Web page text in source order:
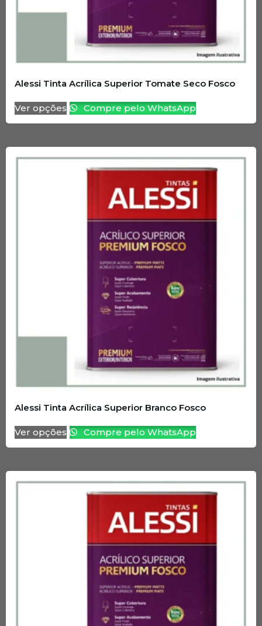
Alessi Tinta Acrílica Superior Tomate Seco Fosco
Ver opções Compre pelo WhatsApp
Alessi Tinta Acrílica Superior Branco Fosco
Ver opções Compre pelo WhatsApp